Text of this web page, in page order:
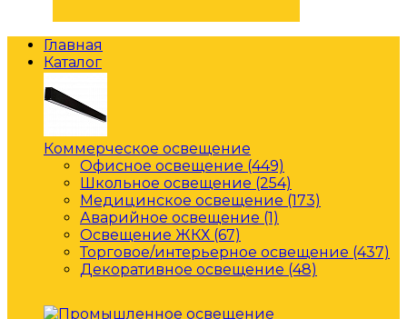
Главная
Каталог
Коммерческое освещение
Офисное освещение (449)
Школьное освещение (254)
Медицинское освещение (173)
Аварийное освещение (1)
Освещение ЖКХ (67)
Торговое/интерьерное освещение (437)
Декоративное освещение (48)